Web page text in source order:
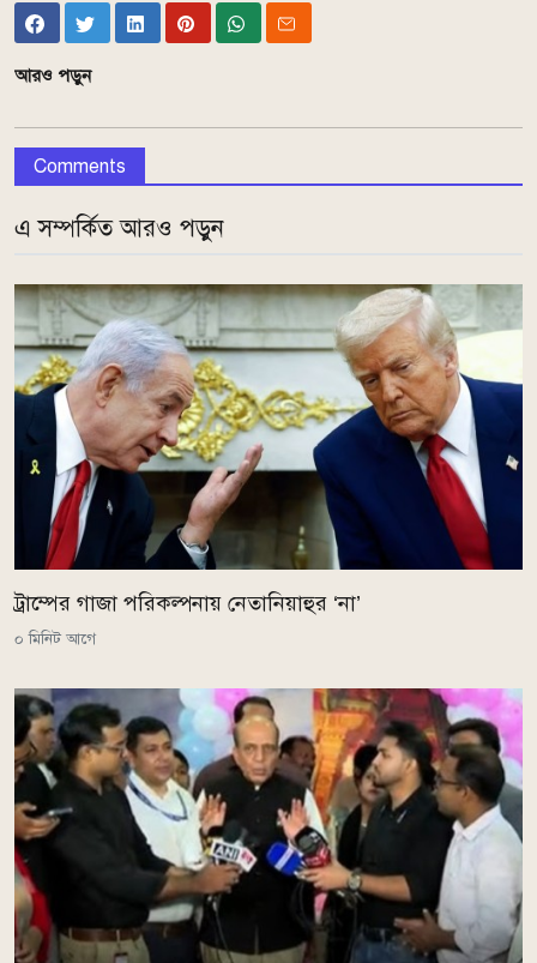
আরও পড়ুন
Comments
এ সম্পর্কিত আরও পড়ুন
ট্রাম্পের গাজা পরিকল্পনায় নেতানিয়াহুর ‘না’
০ মিনিট আগে